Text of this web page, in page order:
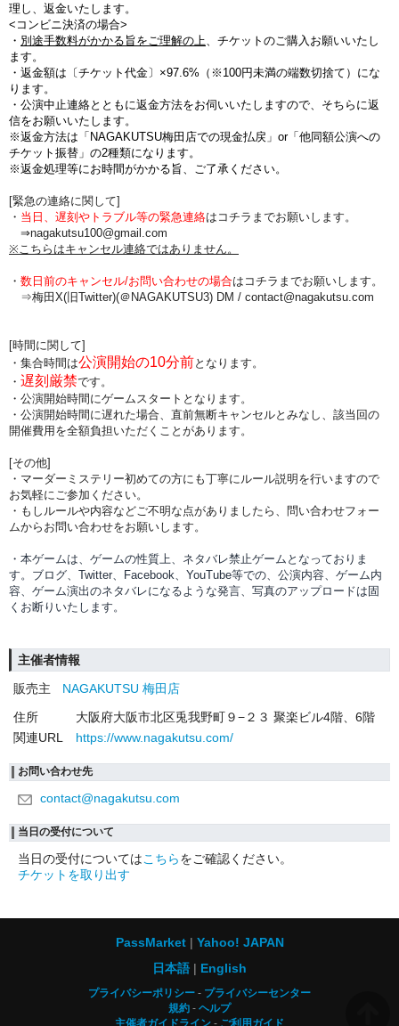
理し、返金いたします。
<コンビニ決済の場合>
・ 別途手数料がかかる旨をご理解の上、チケットのご購入お願いいたし
ます。
・ 返金額は〔チケット代金〕×97.6%（※100円未満の端数切捨て ）にな
ります。
・公演中止連絡とともに返金方法をお伺いいたしますので、そちらに返
信をお願いいたします。
※返金方法は「NAGAKUTSU梅田店での現金払戻」or「他同額公演への
チケット振替」の2種類になります。
※返金処理等にお時間がかかる旨、ご了承ください。
[緊急の連絡に関して]
・ 当日、遅刻やトラブル等の緊急連絡はコチラまでお願いします。
⇒nagakutsu100@gmail.com
※こちらはキャンセル連絡ではありません。
・ 数日前のキャンセル/お問い合わせの場合は コチラまでお願いします。
⇒梅田X(旧Twitter)(＠NAGAKUTSU3) DM / contact@nagakutsu.com
[時間に関して]
・集合時間は公演開始の10分前となります。
・ 遅刻厳禁です。
・公演開始時間にゲームスタートとなります。
・公演開始時間に遅れた場合、直前無断キャンセルとみなし、該当回の
開催費用を全額負担いただくことがあります。
[その他]
・マーダーミステリー初めての方にも丁寧にルール説明を行いますので
お気軽にご参加ください。
・もしルールや内容などご不明な点がありましたら、問い合わせフォー
ムからお問い合わせをお願いします。
・本ゲームは、ゲームの性質上、ネタバレ禁止ゲームとなっておりま
す。ブログ、Twitter、Facebook、YouTube等での、 公演内容、 ゲーム内
容、ゲーム演出のネタバレになるような発言、写真のアップロードは固
くお断りいたします。
主催者情報
販売主
NAGAKUTSU 梅田店
住所
大阪府大阪市北区兎我野町９−２３ 聚楽ビル4階、6階
関連URL
https://www.nagakutsu.com/
お問い合わせ先
contact@nagakutsu.com
当日の受付について
当日の受付についてはこちらをご確認ください。
チケットを取り出す
PassMarket
Yahoo! JAPAN
日本語
English
プライバシーポリシー
プライバシーセンター
規約
ヘルプ
主催者ガイドライン
ご利用ガイド